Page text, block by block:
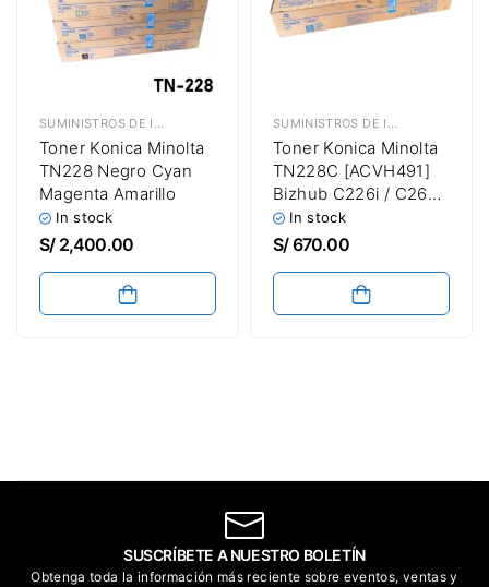
SUMINISTROS DE IMPRESIÓN TÓNER KONICA MINOLTA
Toner Konica Minolta
TN228 Negro Cyan
Magenta Amarillo
In stock
S/2,400.00
SUMINISTROS DE IMPRESIÓN
Toner Konica Minolta
TN228C [ACVH491]
Bizhub C226i / C266i
/ C286i Cyan
In stock
S/670.00
SUSCRÍBETE A NUESTRO BOLETÍN
Obtenga toda la información más reciente sobre eventos, ventas y